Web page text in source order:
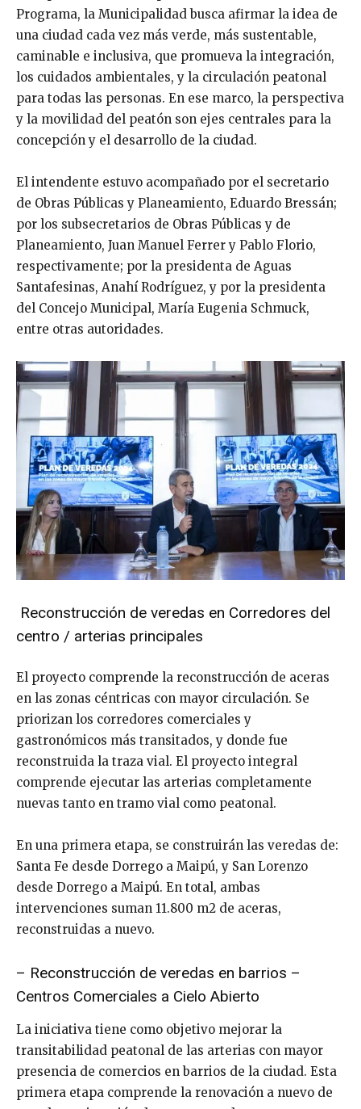
Programa, la Municipalidad busca afirmar la idea de
una ciudad cada vez más verde, más sustentable,
caminable e inclusiva, que promueva la integración,
los cuidados ambientales, y la circulación peatonal
para todas las personas. En ese marco, la perspectiva
y la movilidad del peatón son ejes centrales para la
concepción y el desarrollo de la ciudad.
El intendente estuvo acompañado por el secretario
de Obras Públicas y Planeamiento, Eduardo Bressán;
por los subsecretarios de Obras Públicas y de
Planeamiento, Juan Manuel Ferrer y Pablo Florio,
respectivamente; por la presidenta de Aguas
Santafesinas, Anahí Rodríguez, y por la presidenta
del Concejo Municipal, María Eugenia Schmuck,
entre otras autoridades.
Reconstrucción de veredas en Corredores del
centro / arterias principales
El proyecto comprende la reconstrucción de aceras
en las zonas céntricas con mayor circulación. Se
priorizan los corredores comerciales y
gastronómicos más transitados, y donde fue
reconstruida la traza vial. El proyecto integral
comprende ejecutar las arterias completamente
nuevas tanto en tramo vial como peatonal.
En una primera etapa, se construirán las veredas de:
Santa Fe desde Dorrego a Maipú, y San Lorenzo
desde Dorrego a Maipú. En total, ambas
intervenciones suman 11.800 m2 de aceras,
reconstruidas a nuevo.
– Reconstrucción de veredas en barrios –
Centros Comerciales a Cielo Abierto
La iniciativa tiene como objetivo mejorar la
transitabilidad peatonal de las arterias con mayor
presencia de comercios en barrios de la ciudad. Esta
primera etapa comprende la renovación a nuevo de